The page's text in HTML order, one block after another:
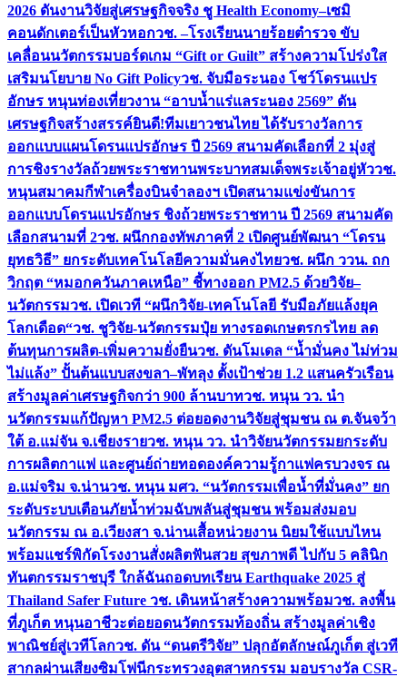
2026 ดันงานวิจัยสู่เศรษฐกิจจริง ชู Health Economy–เซมิ
คอนดักเตอร์เป็นหัวหอกวช. –โรงเรียนนายร้อยตำรวจ ขับ
เคลื่อนนวัตกรรมบอร์ดเกม “Gift or Guilt” สร้างความโปร่งใส
เสริมนโยบาย No Gift Policyวช. จับมือระนอง โชว์โดรนแปร
อักษร หนุนท่องเที่ยวงาน “อาบน้ำแร่แลระนอง 2569” ดัน
เศรษฐกิจสร้างสรรค์ยินดี!ทีมเยาวชนไทย ได้รับรางวัลการ
ออกแบบแผนโดรนแปรอักษร ปี 2569 สนามคัดเลือกที่ 2 มุ่งสู่
การชิงรางวัลถ้วยพระราชทานพระบาทสมเด็จพระเจ้าอยู่หัววช.
หนุนสมาคมกีฬาเครื่องบินจำลองฯ เปิดสนามแข่งขันการ
ออกแบบโดรนแปรอักษร ชิงถ้วยพระราชทาน ปี 2569 สนามคัด
เลือกสนามที่ 2วช. ผนึกกองทัพภาคที่ 2 เปิดศูนย์พัฒนา “โดรน
ยุทธวิธี” ยกระดับเทคโนโลยีความมั่นคงไทยวช. ผนึก ววน. ถก
วิกฤต “หมอกควันภาคเหนือ” ชี้ทางออก PM2.5 ด้วยวิจัย–
นวัตกรรมวช. เปิดเวที “ผนึกวิจัย-เทคโนโลยี รับมือภัยแล้งยุค
โลกเดือด“วช. ชูวิจัย-นวัตกรรมปุ๋ย ทางรอดเกษตรกรไทย ลด
ต้นทุนการผลิต-เพิ่มความยั่งยืนวช. ดันโมเดล “น้ำมั่นคง ไม่ท่วม
ไม่แล้ง” ปั้นต้นแบบสงขลา–พัทลุง ตั้งเป้าช่วย 1.2 แสนครัวเรือน
สร้างมูลค่าเศรษฐกิจกว่า 900 ล้านบาทวช. หนุน วว. นำ
นวัตกรรมแก้ปัญหา PM2.5 ต่อยอดงานวิจัยสู่ชุมชน ณ ต.จันจว้า
ใต้ อ.แม่จัน จ.เชียงรายวช. หนุน วว. นำวิจัยนวัตกรรมยกระดับ
การผลิตกาแฟ และศูนย์ถ่ายทอดองค์ความรู้กาแฟครบวงจร ณ
อ.แม่จริม จ.น่านวช. หนุน มศว. “นวัตกรรมเพื่อน้ำที่มั่นคง” ยก
ระดับระบบเตือนภัยน้ำท่วมฉับพลันสู่ชุมชน พร้อมส่งมอบ
นวัตกรรม ณ อ.เวียงสา จ.น่านเสื้อหน่วยงาน นิยมใช้แบบไหน
พร้อมแชร์พิกัดโรงงานสั่งผลิตฟันสวย สุขภาพดี ไปกับ 5 คลินิก
ทันตกรรมราชบุรี ใกล้ฉันถอดบทเรียน Earthquake 2025 สู่
Thailand Safer Future วช. เดินหน้าสร้างความพร้อมวช. ลงพื้น
ที่ภูเก็ต หนุนอาชีวะต่อยอดนวัตกรรมท้องถิ่น สร้างมูลค่าเชิง
พาณิชย์สู่เวทีโลกวช. ดัน “ดนตรีวิจัย” ปลุกอัตลักษณ์ภูเก็ต สู่เวที
สากลผ่านเสียงซิมโฟนีกระทรวงอุตสาหกรรม มอบรางวัล CSR-